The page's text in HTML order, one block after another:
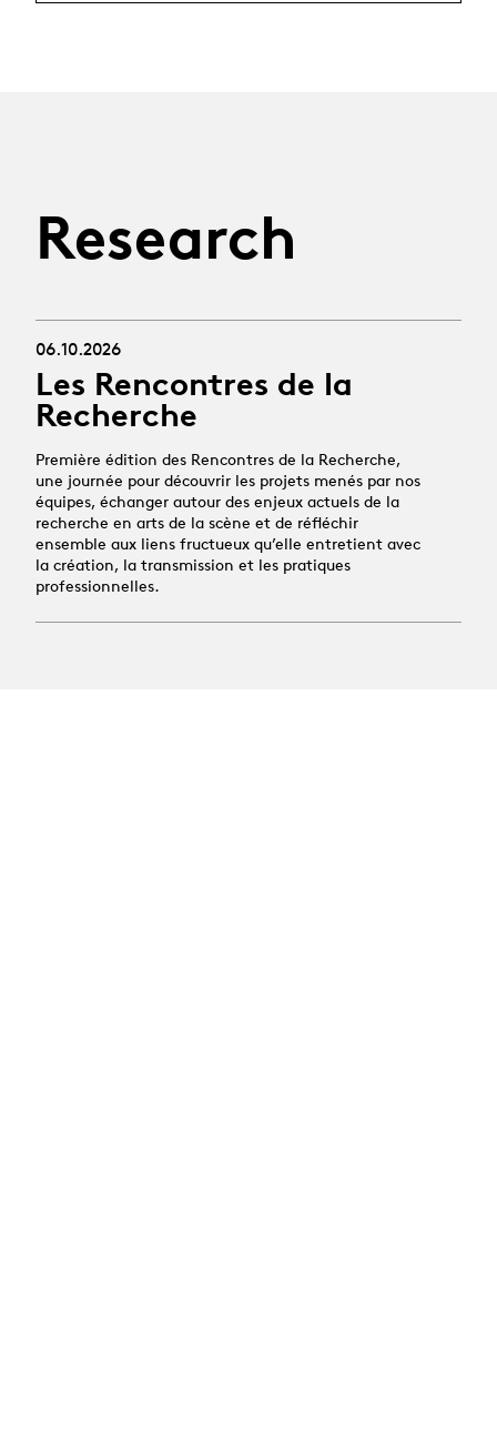
Research
06.10.2026
Les Rencontres de la
Recherche
Première édition des Rencontres de la Recherche,
une journée pour découvrir les projets menés par nos
équipes, échanger autour des enjeux actuels de la
recherche en arts de la scène et de réfléchir
ensemble aux liens fructueux qu’elle entretient avec
la création, la transmission et les pratiques
professionnelles.